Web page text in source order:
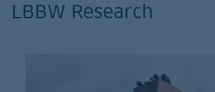
LBBW Research